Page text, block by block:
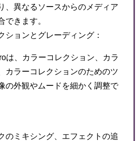
、異なるソースからのメディア
できます。
ションとグレーディング：
は、カラーコレクション、カラ
カラーコレクションのためのツ
の外観やムードを細かく調整で
のミキシング、エフェクトの追